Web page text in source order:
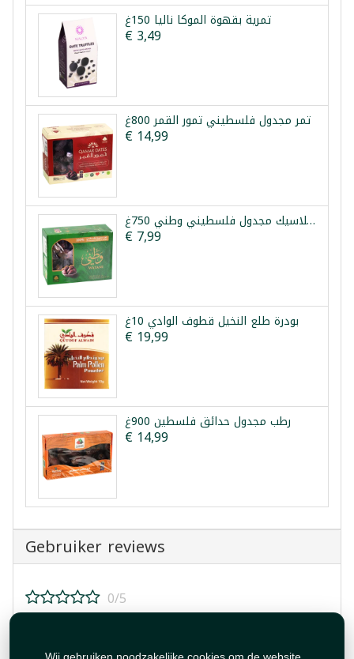
تمرية بقهوة الموكا نالیا 150غ
€ 3,49
تمر مجدول فلسطيني تمور القمر 800غ
€ 14,99
تمر كلاسيك مجدول فلسطيني وطني 750غ
€ 7,99
بودرة طلع النخيل قطوف الوادي 10غ
€ 19,99
رطب مجدول حدائق فلسطين 900غ
€ 14,99
Gebruiker reviews
0/5